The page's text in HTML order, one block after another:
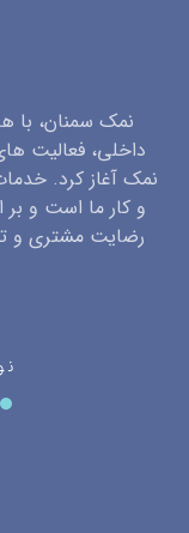
نمک سمنان، با
داخلی، فعالیت
نمک آغاز کرد.
و کار ما است و
رضایت مشتری و